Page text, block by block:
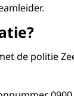
de politie